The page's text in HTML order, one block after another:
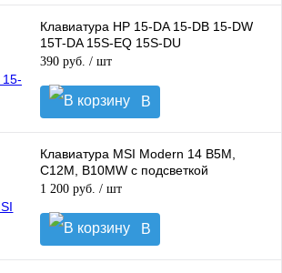
корзину
Клавиатура HP 15-DA 15-DB 15-DW
15T-DA 15S-EQ 15S-DU
390 руб. / шт
В
корзину
Клавиатура MSI Modern 14 B5M,
C12M, B10MW с подсветкой
1 200 руб. / шт
В
корзину